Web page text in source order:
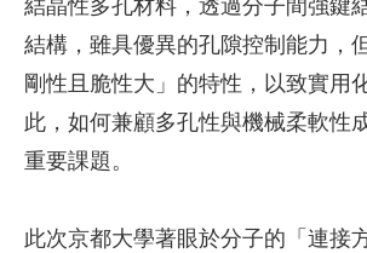
結構，雖具優異的孔隙控制能力，
剛性且脆性大」的特性，以致實用
此，如何兼顧多孔性與機械柔軟性
重要課題。
此次京都大學著眼於分子的「連接